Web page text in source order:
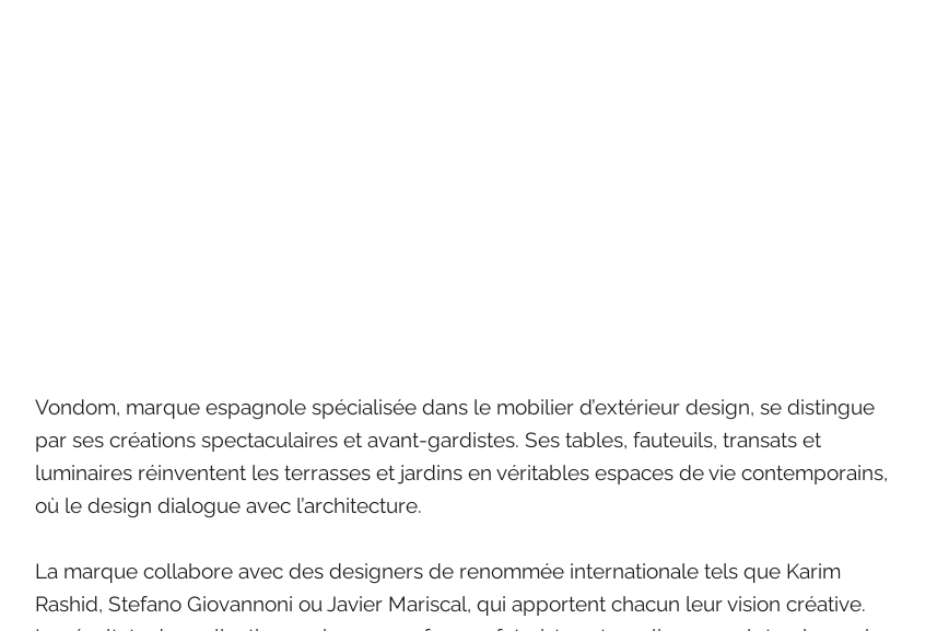
Vondom, marque espagnole spécialisée dans le mobilier d’extérieur design, se distingue
par ses créations spectaculaires et avant-gardistes. Ses tables, fauteuils, transats et
luminaires réinventent les terrasses et jardins en véritables espaces de vie contemporains,
où le design dialogue avec l’architecture.
La marque collabore avec des designers de renommée internationale tels que Karim
Rashid, Stefano Giovannoni ou Javier Mariscal, qui apportent chacun leur vision créative.